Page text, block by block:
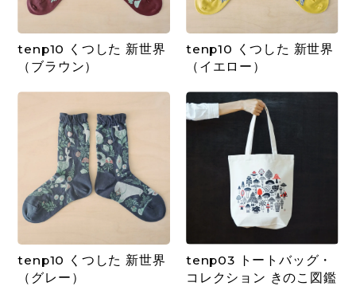
tenp10 くつした 新世界
（ブラウン）
tenp10 くつした 新世界
（イエロー）
tenp10 くつした 新世界
（グレー）
tenp03 トートバッグ・
コレクション きのこ図鑑